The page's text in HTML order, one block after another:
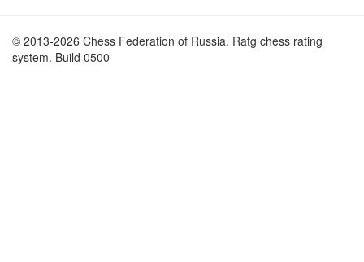
© 2013-2026 Chess Federation of Russia. Ratg chess rating
system. Build 0500